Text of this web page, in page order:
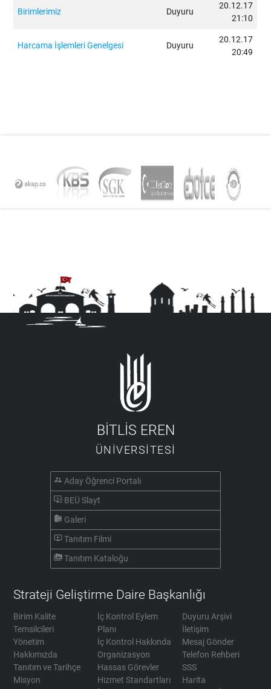
Birimlerimiz Duyuru
20.12.17
21:10
Harcama İşlemleri Genelgesi Duyuru
20.12.17
20:49
BİTLİS EREN
ÜNİVERSİTESİ
supervisor_account Aday Öğrenci Portalı
important_devices BEÜ Slayt
camera_roll Galeri
ondemand_video Tanıtım Filmi
perm_media Tanıtım Kataloğu
Strateji Geliştirme Daire Başkanlığı
Birim Kalite
Temsilcileri
Yönetim
Hakkımızda
Tanıtım ve Tarihçe
Misyon
İç Kontrol Eylem
Planı
İç Kontrol Hakkında
Organizasyon
Hassas Görevler
Hizmet Standartları
Duyuru Arşivi
İletişim
Mesaj Gönder
Telefon Rehberi
SSS
Harita